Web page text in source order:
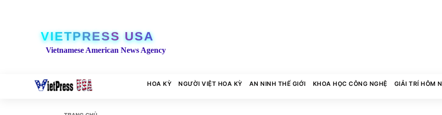
VIETPRESS USA
Vietnamese American News Agency
HOA KỲ NGƯỜI VIỆT HOA KỲ AN NINH THẾ GIỚI KHOA HỌC CÔNG NGHỆ GIẢI TRÍ HÔM